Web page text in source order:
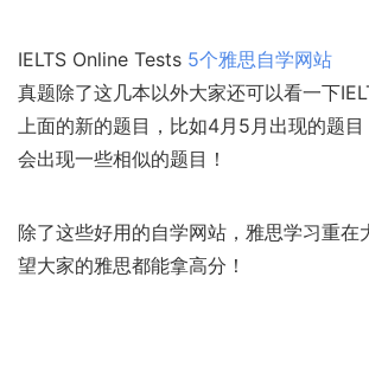
IELTS Online Tests 5个雅思自学网站
真题除了这几本以外大家还可以看一下
上面的新的题目，比如4月5月出现的题
会出现一些相似的题目！
除了这些好用的自学网站，雅思学习重在
望大家的雅思都能拿高分！